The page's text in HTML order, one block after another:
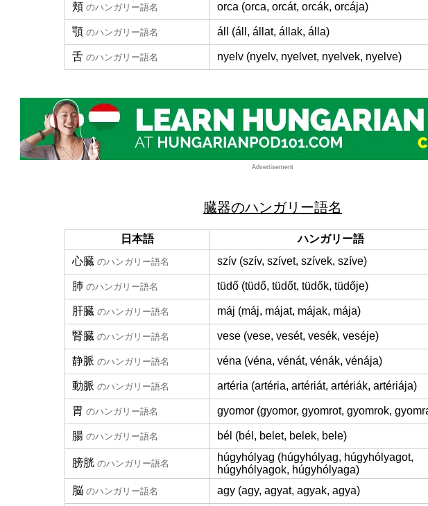
頬 のハンガリー語名 orca (orca, orcát, orcák, orcája)
顎 のハンガリー語名 áll (áll, állat, állak, álla)
舌 のハンガリー語名 nyelv (nyelv, nyelvet, nyelvek, nyelve)
Advertisement
臓器のハンガリー語名
日本語
ハンガリー語
心臓 のハンガリー語名 szív (szív, szívet, szívek, szíve)
肺 のハンガリー語名 tüdő (tüdő, tüdőt, tüdők, tüdője)
肝臓 のハンガリー語名 máj (máj, májat, májak, mája)
腎臓 のハンガリー語名 vese (vese, vesét, vesék, veséje)
静脈 のハンガリー語名 véna (véna, vénát, vénák, vénája)
動脈 のハンガリー語名 artéria (artéria, artériát, artériák, artériája)
胃 のハンガリー語名 gyomor (gyomor, gyomrot, gyomrok,
腸 のハンガリー語名 bél (bél, belet, belek, bele)
膀胱 のハンガリー語名
húgyhólyag (húgyhólyag, húgyhólyagot,
húgyhólyagok, húgyhólyaga)
脳 のハンガリー語名 agy (agy, agyat, agyak, agya)